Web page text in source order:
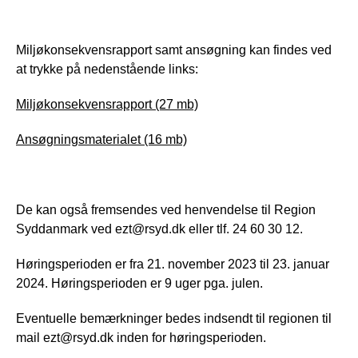
Miljøkonsekvensrapport samt ansøgning kan findes ved
at trykke på nedenstående links:
Miljøkonsekvensrapport (27 mb)
Ansøgningsmaterialet (16 mb)
De kan også fremsendes ved henvendelse til Region
Syddanmark ved ezt@rsyd.dk eller tlf. 24 60 30 12.
Høringsperioden er fra 21. november 2023 til 23. januar
2024. Høringsperioden er 9 uger pga. julen.
Eventuelle bemærkninger bedes indsendt til regionen til
mail ezt@rsyd.dk inden for høringsperioden.